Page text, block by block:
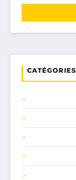
CATÉGORIES